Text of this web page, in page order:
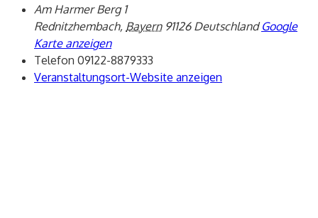
Am Harmer Berg 1
Rednitzhembach, Bayern 91126 Deutschland Google
Karte anzeigen
Telefon 09122-8879333
Veranstaltungsort-Website anzeigen